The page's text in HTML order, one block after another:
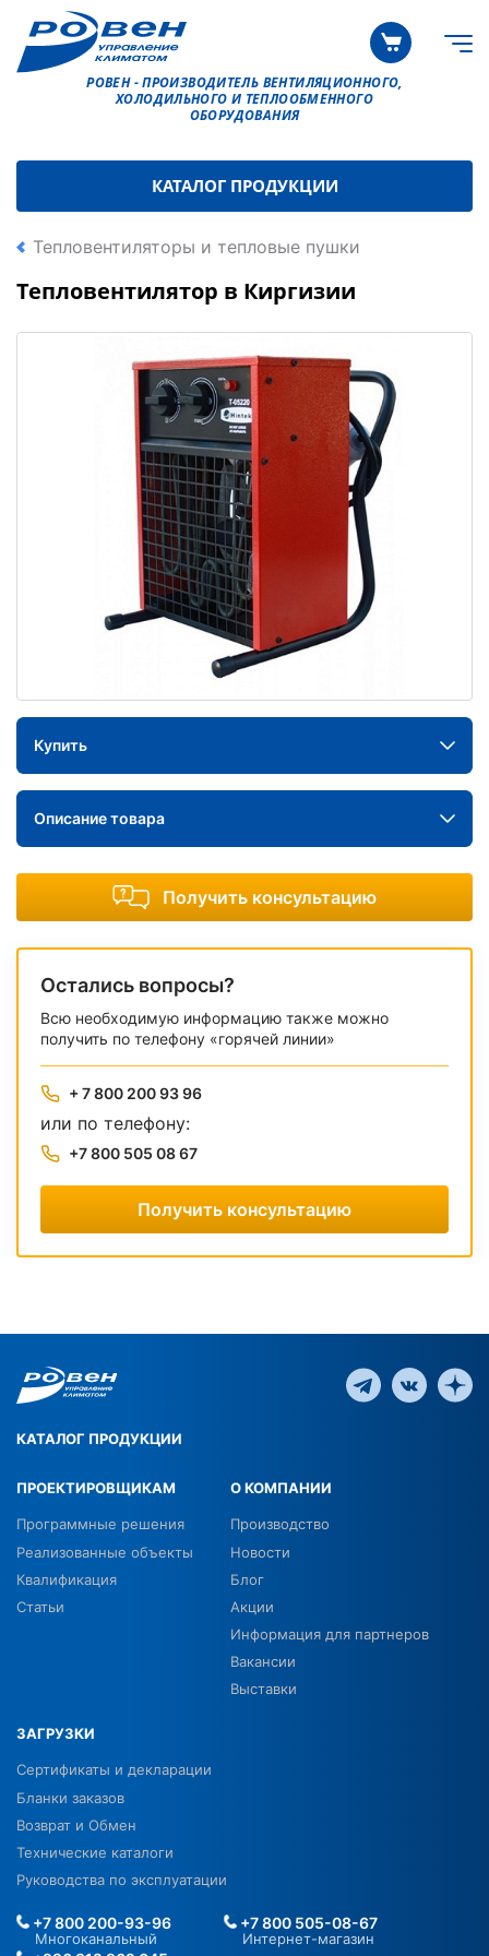
РОВЕН - ПРОИЗВОДИТЕЛЬ ВЕНТИЛЯЦИОННОГО,
ХОЛОДИЛЬНОГО И ТЕПЛООБМЕННОГО
ОБОРУДОВАНИЯ
КАТАЛОГ ПРОДУКЦИИ
Тепловентиляторы и тепловые пушки
Тепловентилятор в Киргизии
Купить
Описание товара
Получить консультацию
Остались вопросы?
Всю необходимую информацию также можно
получить по телефону «горячей линии»
+ 7 800 200 93 96
или по телефону:
+7 800 505 08 67
Получить консультацию
КАТАЛОГ ПРОДУКЦИИ
ПРОЕКТИРОВЩИКАМ
Программные решения
Реализованные объекты
Квалификация
Статьи
О КОМПАНИИ
Производство
Новости
Блог
Акции
Информация для партнеров
Вакансии
Выставки
ЗАГРУЗКИ
Сертификаты и декларации
Бланки заказов
Возврат и Обмен
Технические каталоги
Руководства по эксплуатации
+7 800 200-93-96
Многоканальный
+7 800 505-08-67
Интернет-магазин